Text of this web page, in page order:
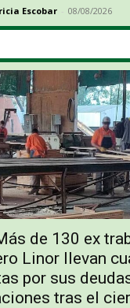
Escobar - 08/08/2026
de 130 ex
Linor llevan
por sus
tras el